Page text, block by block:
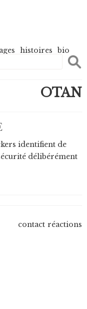
histoires bio
OTAN
identifient de
délibérément
contact réactions